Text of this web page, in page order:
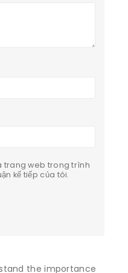
trang web trong trình
kế tiếp của tôi.
the importance